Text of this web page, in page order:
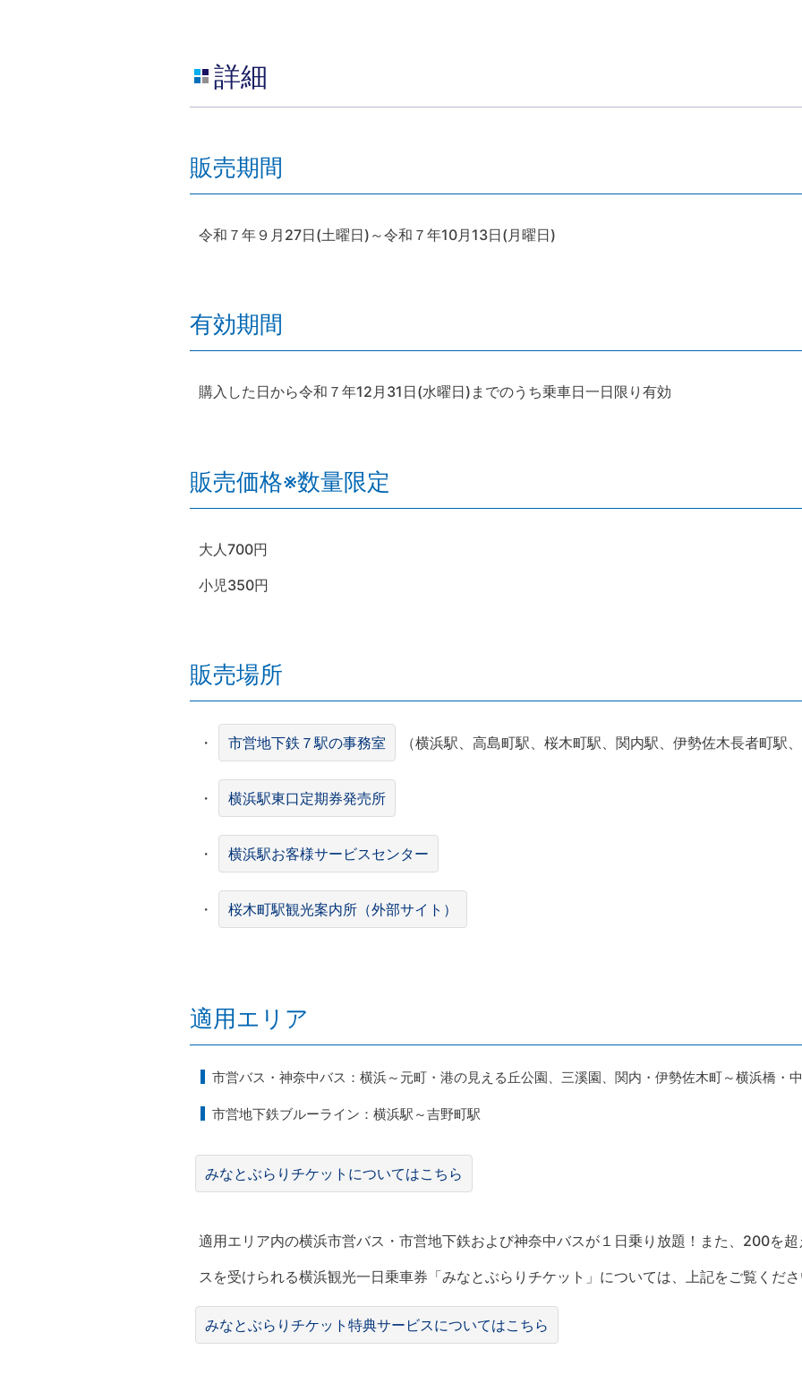
詳細
販売期間
令和７年９月27日(土曜日)～令和７年10月13日(月曜日)
有効期間
購入した日から令和７年12月31日(水曜日)までのうち乗車日一日限り有効
販売価格※数量限定
大人700円
小児350円
販売場所
・ 市営地下鉄７駅の事務室 （横浜駅、高島町駅、桜木町駅、関内駅、伊勢佐木長者町駅
・ 横浜駅東口定期券発売所
・ 横浜駅お客様サービスセンター
・ 桜木町駅観光案内所（外部サイト）
適用エリア
市営バス・神奈中バス：横浜～元町・港の見える丘公園、三溪園、関内・伊勢佐木町～横浜橋・
市営地下鉄ブルーライン：横浜駅～吉野町駅
みなとぶらりチケットについてはこちら
適用エリア内の横浜市営バス・市営地下鉄および神奈中バスが１日乗り放題！また、200を
スを受けられる横浜観光一日乗車券「みなとぶらりチケット」については、上記をご覧くだ
みなとぶらりチケット特典サービスについてはこちら